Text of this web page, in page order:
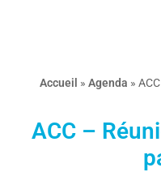
Accueil » Agenda »
ACC –